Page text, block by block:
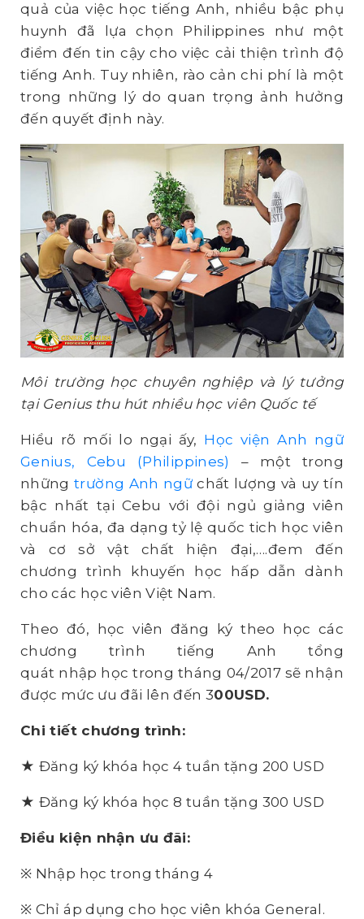
quả của việc học tiếng Anh, nhiều bậc phụ
huynh đã lựa chọn Philippines như một
điểm đến tin cậy cho việc cải thiện trình độ
tiếng Anh. Tuy nhiên, rào cản chi phí là một
trong những lý do quan trọng ảnh hưởng
đến quyết định này.
Môi trường học chuyên nghiệp và lý tưởng
tại Genius thu hút nhiều học viên Quốc tế
Hiểu rõ mối lo ngại ấy, Học viện Anh ngữ
Genius, Cebu (Philippines)
– một trong
nhữngtrường Anh ngữchất lượng và uy tín
bậc nhất tại Cebu với đội ngủ giảng viên
chuẩn hóa, đa dạng tỷ lệ quốc tich học viên
và cơ sở vật chất hiện đại,….đem đến
chương trình khuyến học hấp dẫn dành
cho các học viên Việt Nam.
Theo đó, học viên đăng ký theo học các
chương trình tiếng Anh tổng
quát nhập học trong tháng 04/2017 sẽ nhận
được mức ưu đãi lên đến 300USD.
Chi tiết chương trình:
★ Đăng ký khóa học 4 tuần tặng 200 USD
★ Đăng ký khóa học 8 tuần tặng 300 USD
Điều kiện nhận ưu đãi:
※ Nhập học trong tháng 4
※ Chỉ áp dụng cho học viên khóa General.